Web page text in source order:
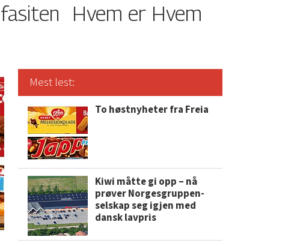
Hvem er Hvem
Mest lest:
To høstnyheter fra Freia
Kiwi måtte gi opp – nå
prøver Norgesgruppen-
selskap seg igjen med
dansk lavpris